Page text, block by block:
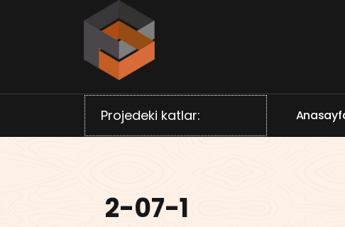
Projedeki katlar: Anasayf
2-07-1